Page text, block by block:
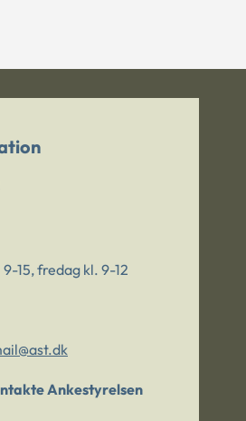
15, fredag kl. 9-12
Ankestyrelsen